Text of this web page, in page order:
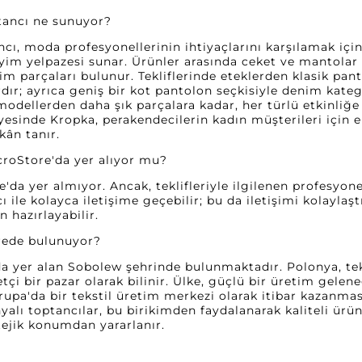
ne sunuyor?
moda profesyonellerinin ihtiyaçlarını karşılamak
yelpazesi sunar. Ürünler arasında ceket ve
parçaları bulunur. Tekliflerinde eteklerden klasik
ayrıca geniş bir kot pantolon seçkisiyle denim
daha şık parçalara kadar, her türlü
Kropka, perakendecilerin kadın müşterileri için
tanır.
yer alıyor mu?
yer almıyor. Ancak, teklifleriyle ilgilenen
ile kolayca iletişime geçebilir; bu da iletişimi
hazırlayabilir.
bulunuyor?
yer alan Sobolew şehrinde bulunmaktadır. Polonya,
bir pazar olarak bilinir. Ülke, güçlü bir üretim
bir tekstil üretim merkezi olarak itibar
toptancılar, bu birikimden faydalanarak kaliteli
konumdan yararlanır.